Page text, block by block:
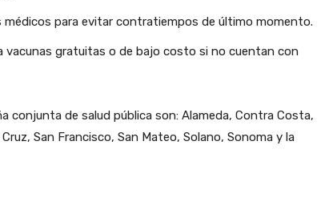
para evitar contratiempos de último momento.
vacunas gratuitas o de bajo costo si no cuentan con
conjunta de salud pública son: Alameda, Contra Costa,
San Francisco, San Mateo, Solano, Sonoma y la